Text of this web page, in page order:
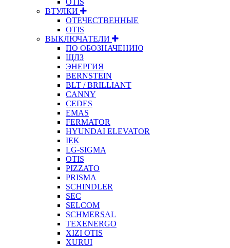
ВТУЛКИ
ОТЕЧЕСТВЕННЫЕ
OTIS
ВЫКЛЮЧАТЕЛИ
ПО ОБОЗНАЧЕНИЮ
ЩЛЗ
ЭНЕРГИЯ
BERNSTEIN
BLT / BRILLIANT
CANNY
CEDES
EMAS
FERMATOR
HYUNDAI ELEVATOR
IEK
LG-SIGMA
OTIS
PIZZATO
PRISMA
SCHINDLER
SEC
SELCOM
SCHMERSAL
TEXENERGO
XIZI OTIS
XURUI